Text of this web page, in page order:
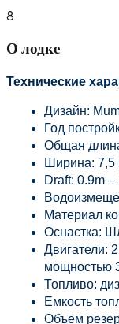
8
О лодке
Технические
Дизайн:
Год
Общая
Ширина: 7,5
Draft: 0.9m –
Материал
Оснастка:
Двигатели:
мощностью
Топливо:
Емкость
Объем